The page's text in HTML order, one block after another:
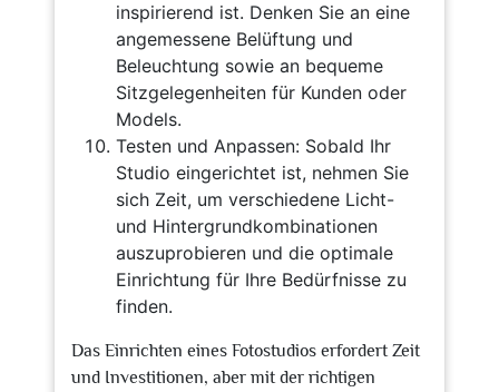
inspirierend ist. Denken Sie an eine
angemessene Belüftung und
Beleuchtung sowie an bequeme
Sitzgelegenheiten für Kunden oder
Models.
Testen und Anpassen: Sobald Ihr
Studio eingerichtet ist, nehmen Sie
sich Zeit, um verschiedene Licht-
und Hintergrundkombinationen
auszuprobieren und die optimale
Einrichtung für Ihre Bedürfnisse zu
finden.
Das Einrichten eines Fotostudios erfordert Zeit
und Investitionen, aber mit der richtigen